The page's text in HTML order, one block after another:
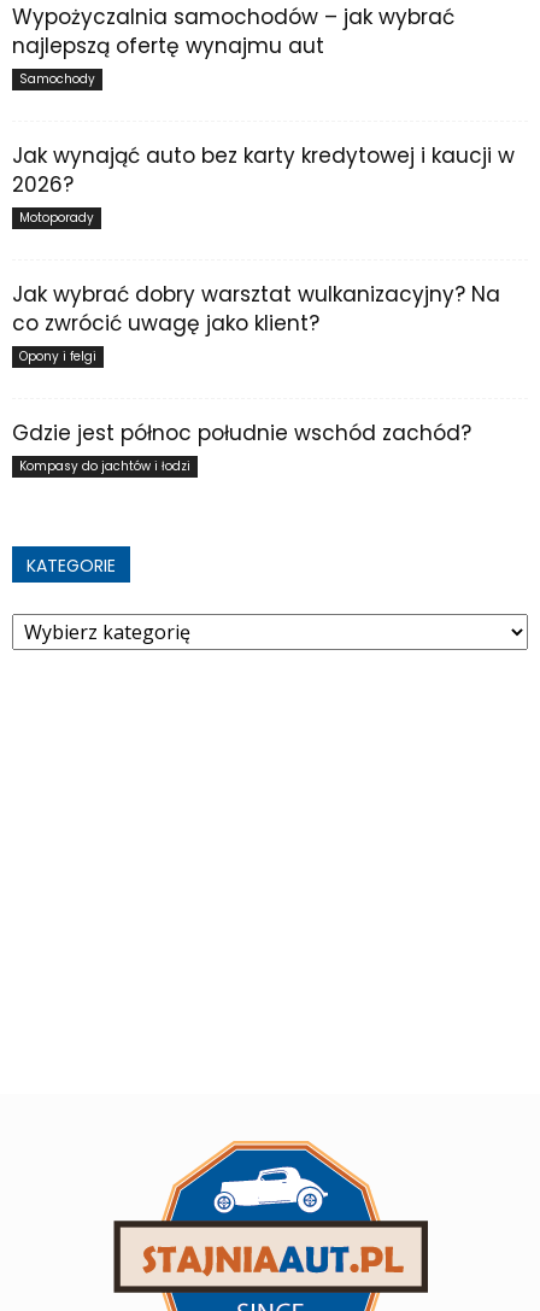
Wypożyczalnia samochodów – jak wybrać
najlepszą ofertę wynajmu aut
Samochody
Jak wynająć auto bez karty kredytowej i kaucji w
2026?
Motoporady
Jak wybrać dobry warsztat wulkanizacyjny? Na
co zwrócić uwagę jako klient?
Opony i felgi
Gdzie jest północ południe wschód zachód?
Kompasy do jachtów i łodzi
KATEGORIE
Kategorie